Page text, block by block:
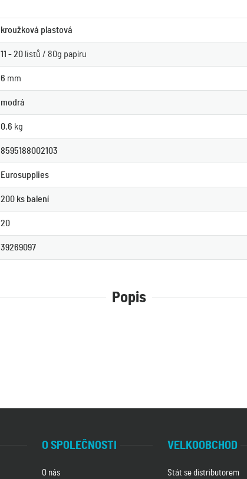
kroužková plastová
11 - 20 listů / 80g papíru
6 mm
modrá
0.6 kg
8595188002103
Eurosupplies
200 ks balení
20
39269097
Popis
O SPOLEČNOSTI
O nás
VELKOOBCHOD
Stát se distributorem